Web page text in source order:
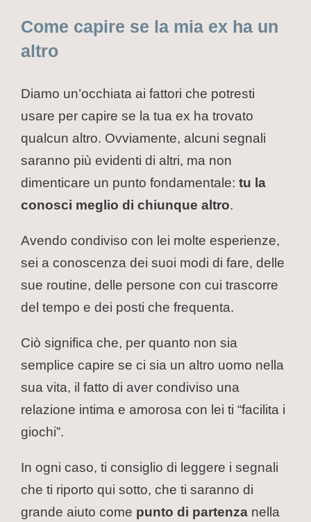
Come capire se la mia ex ha un
altro
Diamo un’occhiata ai fattori che potresti
usare per capire se la tua ex ha trovato
qualcun altro. Ovviamente, alcuni segnali
saranno più evidenti di altri, ma non
dimenticare un punto fondamentale: tu la
conosci meglio di chiunque altro.
Avendo condiviso con lei molte esperienze,
sei a conoscenza dei suoi modi di fare, delle
sue routine, delle persone con cui trascorre
del tempo e dei posti che frequenta.
Ciò significa che, per quanto non sia
semplice capire se ci sia un altro uomo nella
sua vita, il fatto di aver condiviso una
relazione intima e amorosa con lei ti “facilita i
giochi”.
In ogni caso, ti consiglio di leggere i segnali
che ti riporto qui sotto, che ti saranno di
grande aiuto come punto di partenza nella